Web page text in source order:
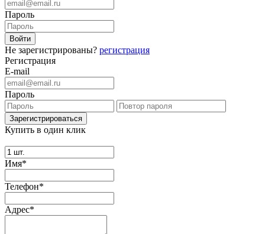
Пароль
Не зарегистрированы? регистрация
Регистрация
E-mail
Пароль
Купить в один клик
Имя*
Телефон*
Адрес*